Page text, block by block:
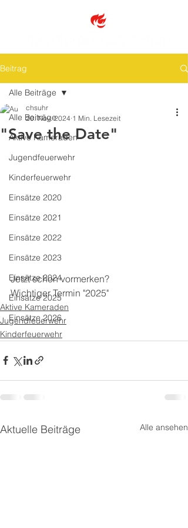
Beitrag
Alle Beiträge
Aktive Kameraden
Jugendfeuerwehr
Kinderfeuerwehr
Einsätze 2020
Einsätze 2021
Einsätze 2022
Einsätze 2023
Einsätze 2024
Einsätze 2025
Einsätze 2026
Alle Beiträge
"Save the Date"
chsuhr
20. Nov. 2024 1 Min. Lesezeit
Jetzt schon vormerken?
Wichtiger Termin "2025"
Aktive Kameraden
Jugendfeuerwehr
Kinderfeuerwehr
Aktuelle Beiträge Alle ansehen